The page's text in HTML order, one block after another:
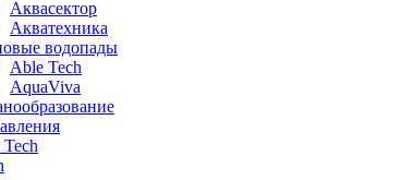
Аквасектор
Акватехника
водопады
Able Tech
AquaViva